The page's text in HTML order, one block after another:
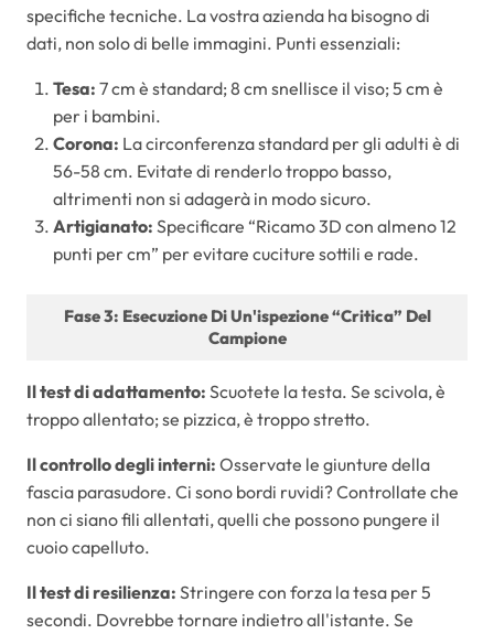
specifiche tecniche. La vostra azienda ha bisogno di
dati, non solo di belle immagini. Punti essenziali:
Tesa: 7 cm è standard; 8 cm snellisce il viso; 5 cm è
per i bambini.
Corona: La circonferenza standard per gli adulti è di
56-58 cm. Evitate di renderlo troppo basso,
altrimenti non si adagerà in modo sicuro.
Artigianato: Specificare “Ricamo 3D con almeno 12
punti per cm” per evitare cuciture sottili e rade.
Fase 3: Esecuzione Di Un'ispezione “critica” Del
Campione
Il test di adattamento: Scuotete la testa. Se scivola, è
troppo allentato; se pizzica, è troppo stretto.
Il controllo degli interni: Osservate le giunture della
fascia parasudore. Ci sono bordi ruvidi? Controllate che
non ci siano fili allentati, quelli che possono pungere il
cuoio capelluto.
Il test di resilienza: Stringere con forza la tesa per 5
secondi. Dovrebbe tornare indietro all'istante. Se